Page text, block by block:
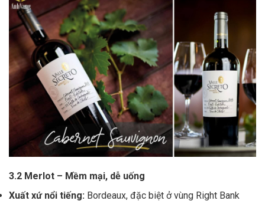
3.2 Merlot – Mềm mại, dễ uống
Xuất xứ nổi tiếng: Bordeaux, đặc biệt ở vùng Right Bank